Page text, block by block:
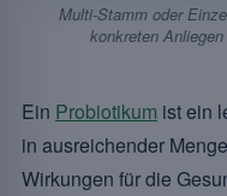
Multi-Stamm oder
konkreten
Ein Probiotikum ist ein
in ausreichender
Wirkungen für die